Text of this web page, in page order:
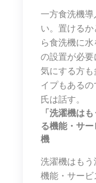
一方食洗機
い。置ける
ら食洗機に
の設置が必
気にする方
イプもある
氏は話す。
「洗濯機は
る機能・サ
機
洗濯機はも
機能・サー